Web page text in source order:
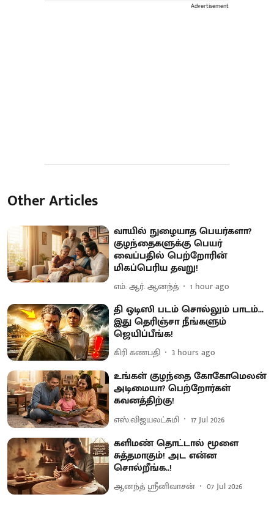
Advertisement
Other Articles
வாயில் நுழையாத பெயர்களா?
குழந்தைகளுக்கு பெயர்
வைப்பதில் பெற்றோரின்
மிகப்பெரிய தவறு!
எம். ஆர். ஆனந்த் 1 hour ago
தி ஒடிஸி படம் சொல்லும் பாடம்...
இது தெரிஞ்சா நீங்களும்
ஜெயிப்பீங்க!
கிரி கணபதி 3 hours ago
உங்கள் குழந்தை கோகோமெலன்
அடிமையா? பெற்றோர்கள்
கவனத்திற்கு!
எஸ்.விஜயலட்சுமி 17 Jul 2026
களிமண் தொட்டால் மூளை
சுத்தமாகும்! அட என்ன
சொல்றீங்க..!
ஆனந்த் ஸ்ரீனிவாசன் 07 Jul 2026